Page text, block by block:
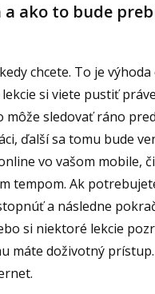
a ako to bude
chcete. To je
si viete pustiť
môže sledovať ráno
ďalší sa tomu bude
vo vašom mobile,
tempom. Ak
a následne
si niektoré lekcie
máte doživotný